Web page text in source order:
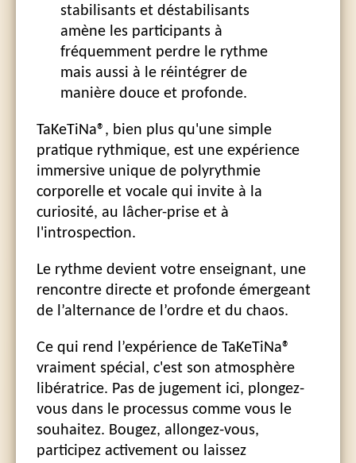
stabilisants et déstabilisants
amène les participants à
fréquemment perdre le rythme
mais aussi à le réintégrer de
manière douce et profonde.
TaKeTiNa®, bien plus qu'une simple
pratique rythmique, est une expérience
immersive unique de polyrythmie
corporelle et vocale qui invite à la
curiosité, au lâcher-prise et à
l'introspection.
Le rythme devient votre enseignant, une
rencontre directe et profonde émergeant
de l’alternance de l’ordre et du chaos.
Ce qui rend l’expérience de TaKeTiNa®
vraiment spécial, c'est son atmosphère
libératrice. Pas de jugement ici, plongez-
vous dans le processus comme vous le
souhaitez. Bougez, allongez-vous,
participez activement ou laissez